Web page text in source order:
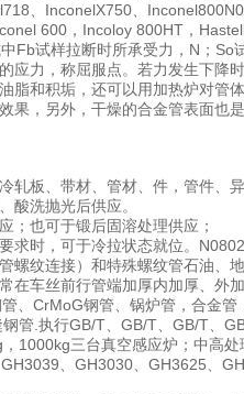
、InconelX750、
600，Incoloy 800HT，
试样拉断时所承受力，N；So
应力，称屈服点。若力发生下
脂和积垢，还可以用加热炉对
果，另外，干燥的合金管表面也
板、带材、管材、件，管件、异
酸洗抛光后供应。
；也可于锻后固溶处理供应；
求时，可于冷拉状态就位。
螺纹连接）和特殊螺纹管石油
在车丝前行管端加厚内加厚、
、CrMoG钢管、锅炉管，合金
钢管.执行GB/T、GB/T、GB/T
1000kg三台真空感应炉；中高
、GH3030、GH3625、